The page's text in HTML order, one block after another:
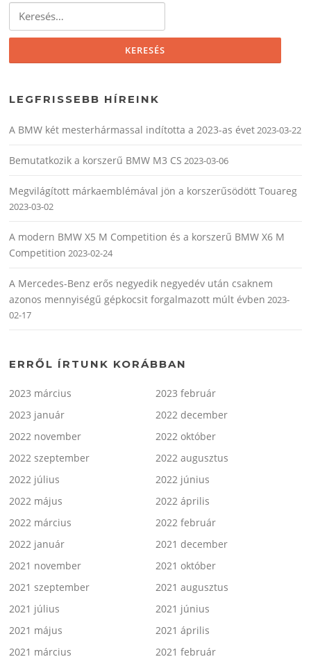
LEGFRISSEBB HÍREINK
A BMW két mesterhármassal indította a 2023-as évet2023-03-22
Bemutatkozik a korszerű BMW M3 CS 2023-03-06
Megvilágított márkaemblémával jön a korszerűsödött Touareg
2023-03-02
A modern BMW X5 M Competition és a korszerű BMW X6 M
Competition 2023-02-24
A Mercedes-Benz erős negyedik negyedév után csaknem
azonos mennyiségű gépkocsit forgalmazott múlt évben 2023-
02-17
ERRŐL ÍRTUNK KORÁBBAN
2023 március
2023 február
2023 január
2022 december
2022 november
2022 október
2022 szeptember
2022 augusztus
2022 július
2022 június
2022 május
2022 április
2022 március
2022 február
2022 január
2021 december
2021 november
2021 október
2021 szeptember
2021 augusztus
2021 július
2021 június
2021 május
2021 április
2021 március
2021 február